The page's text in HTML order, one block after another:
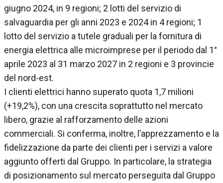
giugno 2024, in 9 regioni; 2 lotti del servizio di
salvaguardia per gli anni 2023 e 2024 in 4 regioni; 1
lotto del servizio a tutele graduali per la fornitura di
energia elettrica alle microimprese per il periodo dal 1°
aprile 2023 al 31 marzo 2027 in 2 regioni e 3 provincie
del nord-est.
I clienti elettrici hanno superato quota 1,7 milioni
(+19,2%), con una crescita soprattutto nel mercato
libero, grazie al rafforzamento delle azioni
commerciali. Si conferma, inoltre, l’apprezzamento e la
fidelizzazione da parte dei clienti per i servizi a valore
aggiunto offerti dal Gruppo. In particolare, la strategia
di posizionamento sul mercato perseguita dal Gruppo